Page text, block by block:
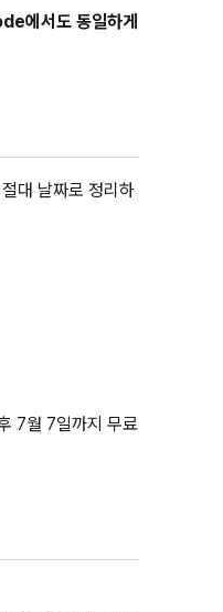
에서도 동일하게
대 날짜로 정리하
7월 7일까지 무료